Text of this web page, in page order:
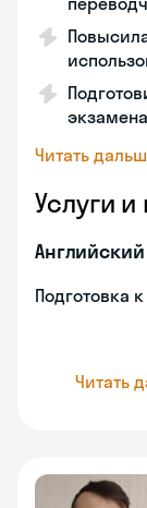
Читать
Услуги
Подготовка к
Читать